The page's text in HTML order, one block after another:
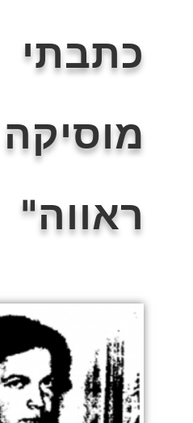
כתבתי
ראווה"